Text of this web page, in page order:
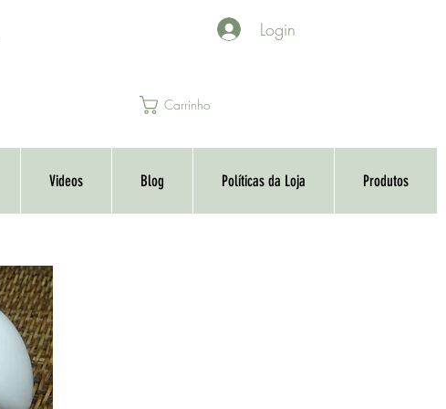
Login
Carrinho
Videos Blog Políticas da Loja Produtos